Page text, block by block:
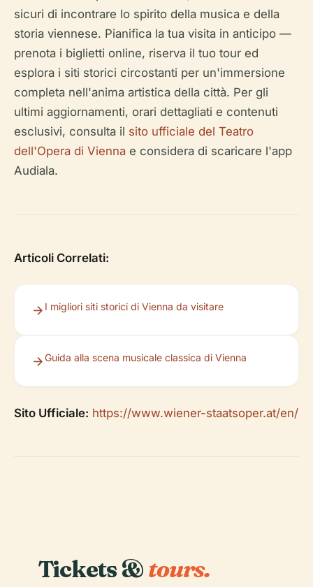
sicuri di incontrare lo spirito della musica e della
storia viennese. Pianifica la tua visita in anticipo —
prenota i biglietti online, riserva il tuo tour ed
esplora i siti storici circostanti per un'immersione
completa nell'anima artistica della città. Per gli
ultimi aggiornamenti, orari dettagliati e contenuti
esclusivi, consulta il sito ufficiale del Teatro
dell'Opera di Vienna e considera di scaricare l'app
Audiala.
Articoli Correlati:
I migliori siti storici di Vienna da visitare
Guida alla scena musicale classica di Vienna
Sito Ufficiale: https://www.wiener-staatsoper.at/en/
Tickets &tours.